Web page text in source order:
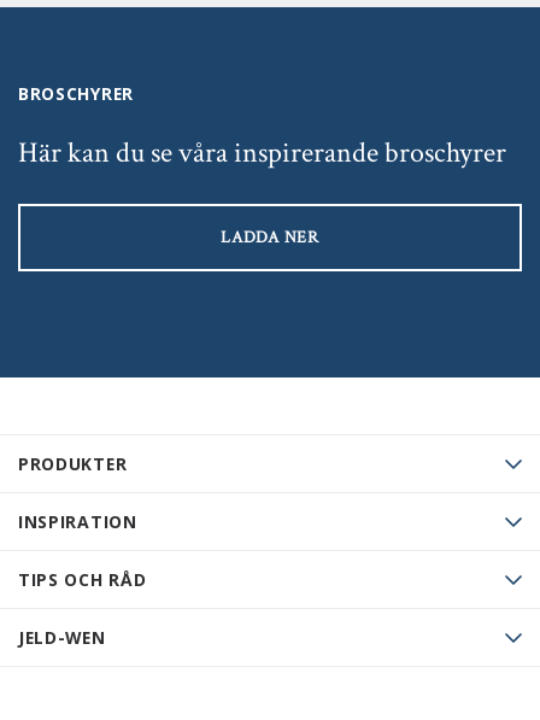
PRODUKTER
INSPIRATION
TIPS OCH RÅD
JELD-WEN
BROSCHYRER
Här kan du se våra inspirerande broschyrer
LADDA NER